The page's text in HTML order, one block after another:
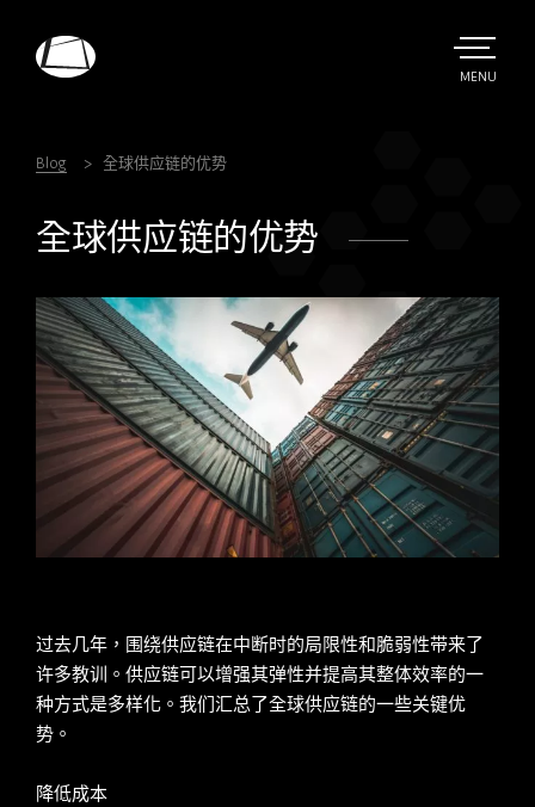
TOGGLE
MENU
Blog 全球供应链的优势
全球供应链的优势
过去几年，围绕供应链在中断时的局限性和脆弱性带来了
许多教训。供应链可以增强其弹性并提高其整体效率的一
种方式是多样化。我们汇总了全球供应链的一些关键优
势。
降低成本